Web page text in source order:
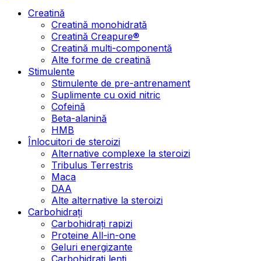
Creatină
Creatină monohidrată
Creatină Creapure®
Creatină multi-componentă
Alte forme de creatină
Stimulente
Stimulente de pre-antrenament
Suplimente cu oxid nitric
Cofeină
Beta-alanină
HMB
Înlocuitori de steroizi
Alternative complexe la steroizi
Tribulus Terrestris
Maca
DAA
Alte alternative la steroizi
Carbohidrați
Carbohidrați rapizi
Proteine All-in-one
Geluri energizante
Carbohidrați lenți